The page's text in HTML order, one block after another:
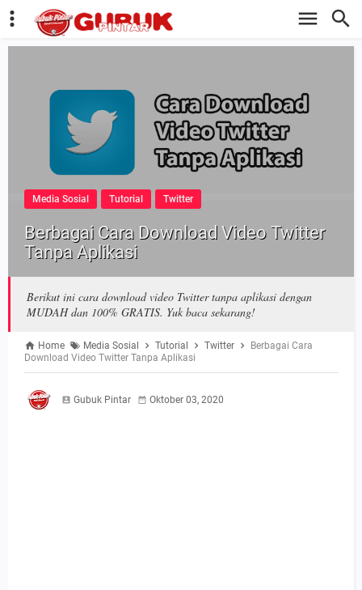
Media Sosial Tutorial Twitter
Berbagai Cara Download Video Twitter
Tanpa Aplikasi
Berikut ini cara download video Twitter tanpa aplikasi dengan
MUDAH dan 100% GRATIS. Yuk baca sekarang!
Home Media Sosial Tutorial Twitter
Berbagai Cara
Download Video Twitter Tanpa Aplikasi
Gubuk Pintar Oktober 03, 2020